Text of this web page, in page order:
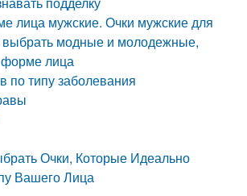
лица мужские. Очки мужские для
выбрать модные и молодежные,
лица
по типу заболевания
Очки, Которые Идеально
Вашего Лица